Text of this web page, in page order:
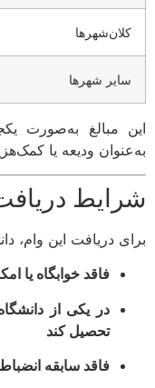
شهرها
مبالغ به‌صورت یکجا
ودیعه یا
دریافت
دریافت این وام،
فاقد خوابگاه یا امکان
در یکی از
تحصیل کند
فاقد سابقه انضباطی